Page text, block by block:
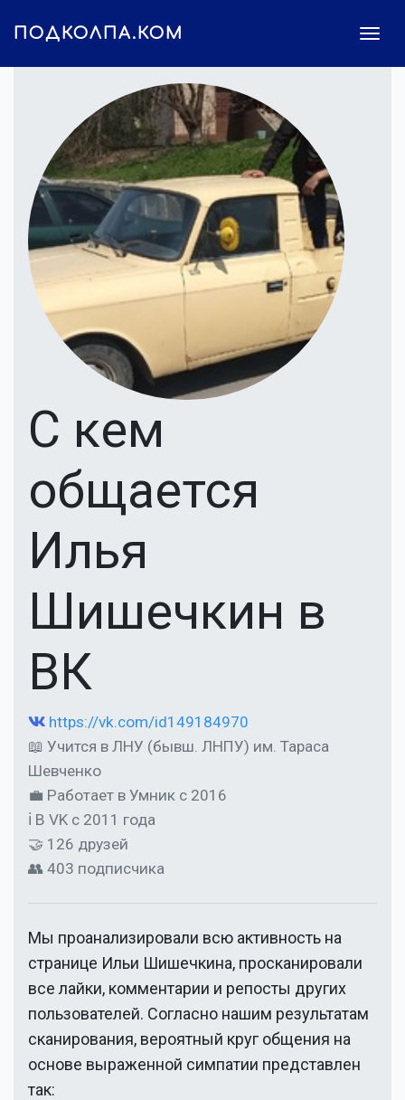
ПОДКОЛПА.КОМ
С кем
общается
Илья
Шишечкин в
ВК
https://vk.com/id149184970
📖 Учится в ЛНУ (бывш. ЛНПУ) им. Тараса
Шевченко
💼 Работает в Умник c 2016
ℹ В VK с 2011 года
🤝 126 друзей
👥 403 подписчика
Мы проанализировали всю активность на
странице Ильи Шишечкина, просканировали
все лайки, комментарии и репосты других
пользователей. Согласно нашим результатам
сканирования, вероятный круг общения на
основе выраженной симпатии представлен
так: